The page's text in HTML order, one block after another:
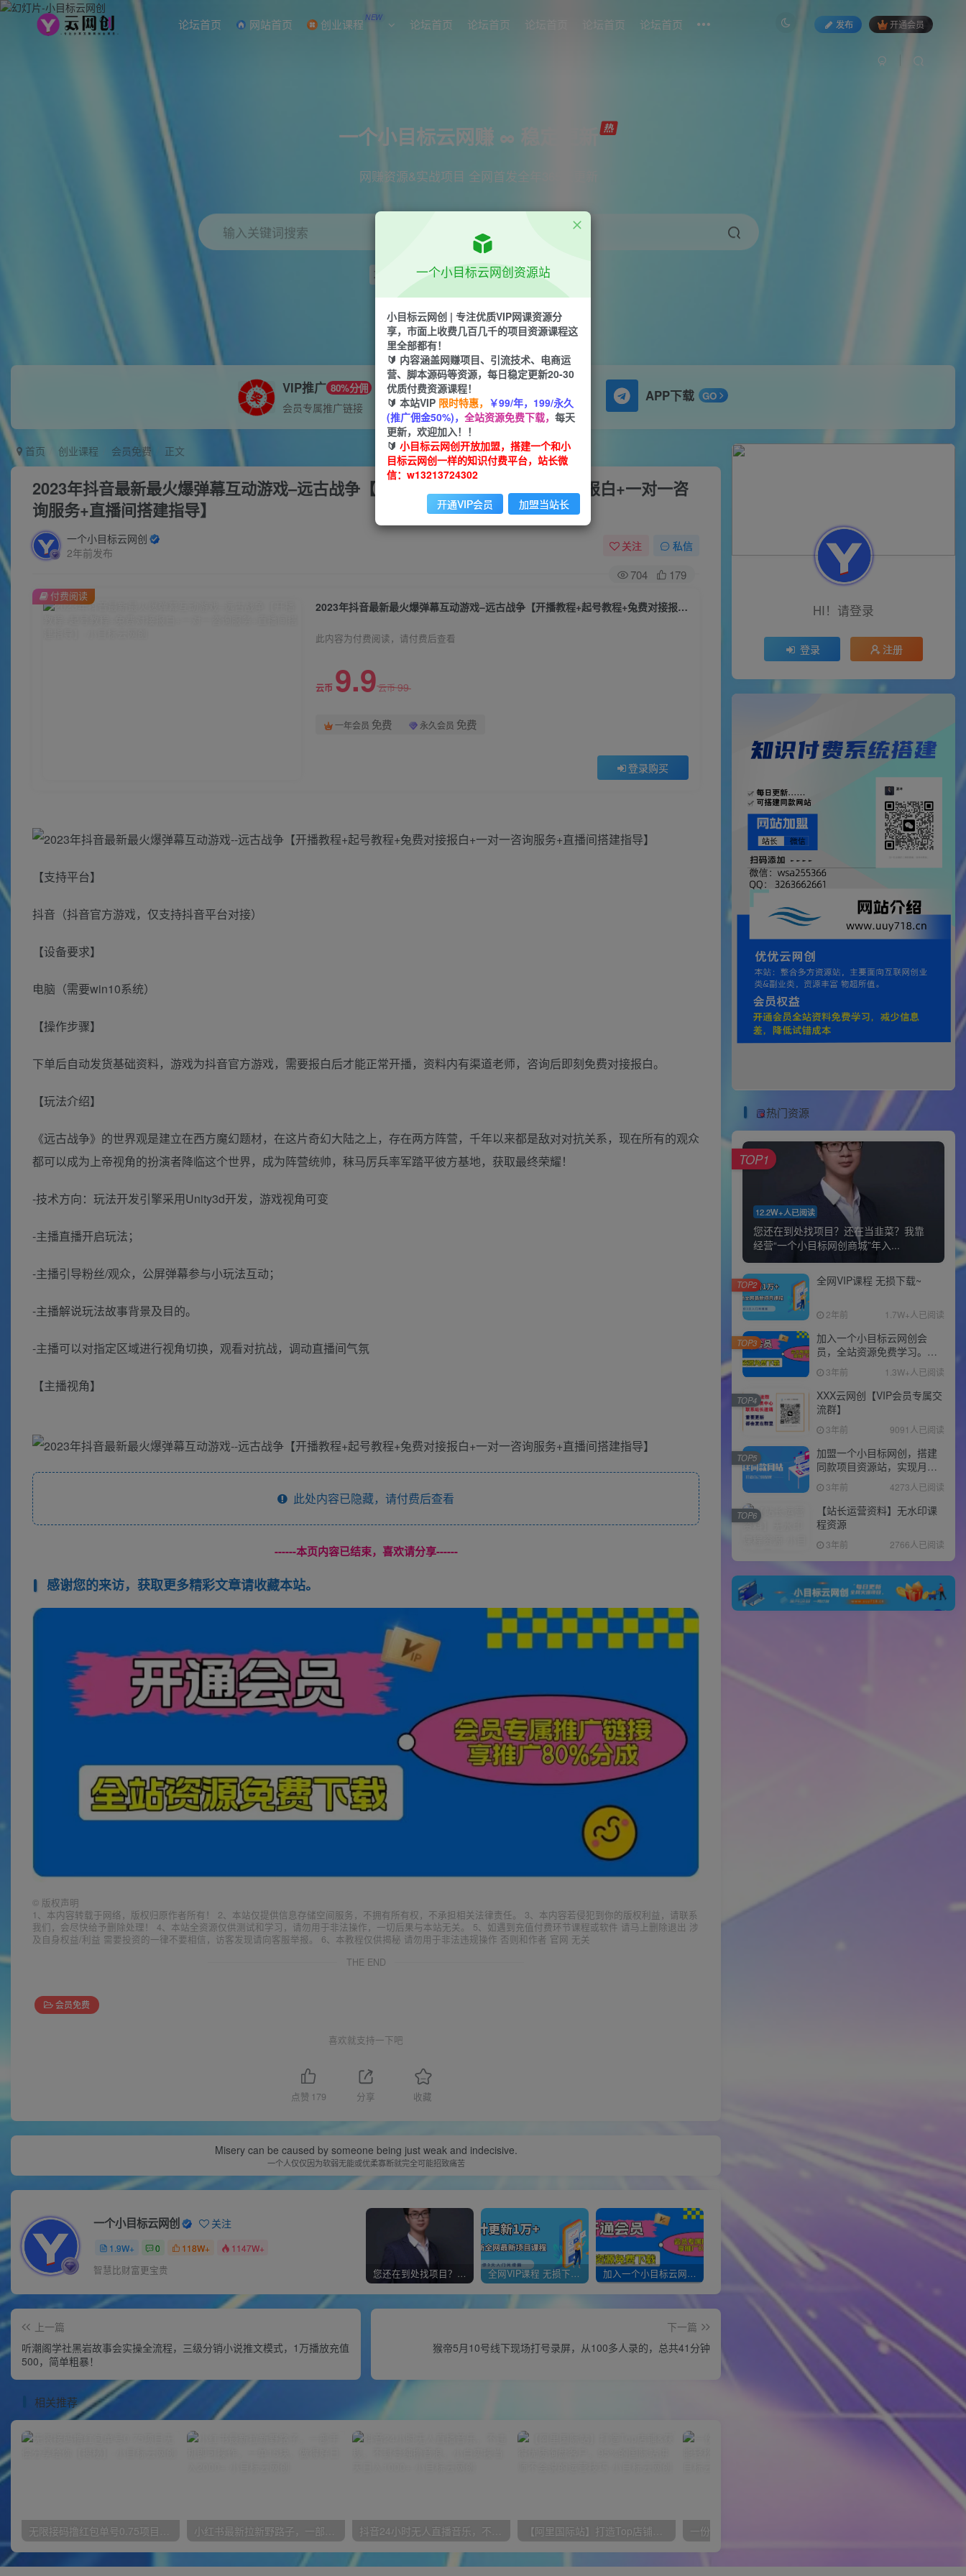
论坛首页 网站首页 创业课程 NEW 论坛首页 论坛首页 论坛首页 论坛首页 论坛首页 发布 开通会员
一个小目标云网赚 ∞ 稳定更新
网赚资源&实战项目 全网首发全年365天更新
输入关键词搜索
项目 引流 短视频 抖音 剪辑 小红书
VIP推广 80%分佣
会员专属推广链接
APP下载 GO
首页 创业课程 会员免费 正文
2023年抖音最新最火爆弹幕互动游戏–远古战争【开播教程+起号教程+兔费对接报白+一对一咨
询服务+直播间搭建指导】
一个小目标云网创
2年前发布
关注 私信
704 179
2023年抖音最新最火爆弹幕互动游戏–远古战争【开播教程+起号教程+兔费对接报白+一对一咨询服务+直播间搭建指导】
此内容为付费阅读，请付费后查看
云币 9.9云币99
一年会员 免费 永久会员 免费
登录购买
付费阅读
【支持平台】
抖音（抖音官方游戏，仅支持抖音平台对接）
【设备要求】
电脑（需要win10系统）
【操作步骤】
下单后自动发货基础资料，游戏为抖音官方游戏，需要报白后才能正常开播，资料内有渠道老师，咨询后即刻免费对接报白。
【玩法介绍】
《远古战争》的世界观是建立在西方魔幻题材，在这片奇幻大陆之上，存在两方阵营，千年以来都是敌对对抗关系，现在所有的观众
都可以成为上帝视角的扮演者降临这个世界，成为阵营统帅，秣马厉兵率军踏平彼方基地，获取最终荣耀！
-技术方向：玩法开发引擎采用Unity3d开发，游戏视角可变
-主播直播开启玩法；
-主播引导粉丝/观众，公屏弹幕参与小玩法互动；
-主播解说玩法故事背景及目的。
-主播可以对指定区域进行视角切换，观看对抗战，调动直播间气氛
【主播视角】
此处内容已隐藏，请付费后查看
------本页内容已结束，喜欢请分享------
感谢您的来访，获取更多精彩文章请收藏本站。
© 版权声明
1、本内容转载于网络，版权归原作者所有！ 2、本站仅提供信息存储空间服务，不拥有所有权，不承担相关法律责任。 3、本内容若侵犯到你的版权利益，请联系
我们，会尽快给予删除处理！ 4、本站全资源仅供测试和学习，请勿用于非法操作，一切后果与本站无关。 5、如遇到充值付费环节课程或软件 请马上删除退出 涉
及自身权益/利益 需要投资的一律不要相信，访客发现请向客服举报。 6、本教程仅供揭秘 请勿用于非法违规操作 否则和作者 官网 无关
THE END
会员免费
喜欢就支持一下吧
点赞 179 分享 收藏
Misery can be caused by someone being just weak and indecisive.
一个人仅仅因为软弱无能或优柔寡断就完全可能招致痛苦
一个小目标云网创 关注
1.9W+ 0 118W+ 1147W+
智慧比财富更宝贵 您还在到处找项目？还在当韭菜？我靠经营“一个小目标网创商城”年入百W+，曾经我也负债累累! 全网VIP课程 无损下载~ 加入一个小目标云网创会员，全站资源免费学习。更可享受推广高达80%分佣！
上一篇
听潮阁学社黑岩故事会实操全流程，三级分销小说推文模式，1万播放充值
500，简单粗暴！
下一篇
猴帝5月10号线下现场打号录屏，从100多人录的，总共41分钟
相关推荐
无限接码撸红包单号0.75项目无偿分享给你【揭秘】 小红书最新拉新野路子，一部手机即可操作，一单15块，做得好日入2000+ 抖音24小时无人直播音乐，不违规，不封号纯撸音浪，小白实操当天日入1000+ 【阿里国际站】打造Top店铺&获得优质询盘客户，​95%的国际站讲师不会说的运营技巧
HI！请登录
登录 注册
热门资源
12.2W+人已阅读
您还在到处找项目？还在当韭菜？我靠
经营“一个小目标网创商城”年入...
TOP1
全网VIP课程 无损下载~
2年前 1.7W+人已阅读
TOP2
加入一个小目标云网创会
员，全站资源免费学习。更
可享受推广高达80%分佣！
3年前 1.3W+人已阅读
TOP3
XXX云网创【VIP会员专属交
流群】
3年前 9091人已阅读
TOP4
加盟一个小目标网创，搭建
同款项目资源站，实现月入
10w+！！
3年前 4273人已阅读
TOP5
【站长运营资料】无水印课
程资源
3年前 2766人已阅读
TOP6
一个小目标云网创资源站
小目标云网创 | 专注优质VIP网课资源分
享，市面上收费几百几千的项目资源课程这
里全部都有！
🔰 内容涵盖网赚项目、引流技术、电商运
营、脚本源码等资源，每日稳定更新20-30
优质付费资源课程！
🔰 本站VIP 限时特惠， ￥99/年，199/永久
(推广佣金50%)， 全站资源免费下载， 每天
更新，欢迎加入！！
🔰 小目标云网创开放加盟，搭建一个和小
目标云网创一样的知识付费平台，站长微
信：w13213724302
开通VIP会员 加盟当站长